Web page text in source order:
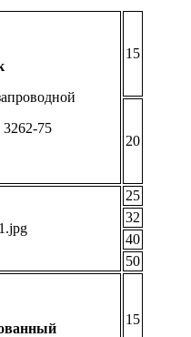
75
15
20
25
32
40
50
15